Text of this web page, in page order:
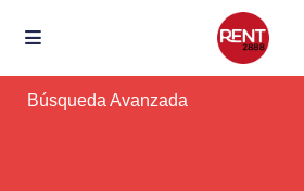
Búsqueda Avanzada